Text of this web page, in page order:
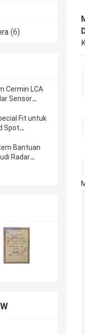
(6)
Cermin LCA
Sensor
Fit untuk
Spot
Bantuan
Radar